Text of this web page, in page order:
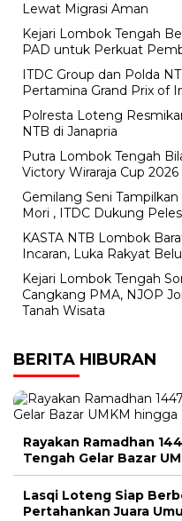
Lewat Migrasi Aman
Kejari Lombok Tengah
PAD untuk Perkuat
ITDC Group dan Polda
Pertamina Grand Prix of
Polresta Loteng
NTB di Janapria
Putra Lombok Tengah
Victory Wiraraja Cup 2026
Gemilang Seni
Mori , ITDC Dukung
KASTA NTB Lombok
Incaran, Luka Rakyat
Kejari Lombok Tengah
Cangkang PMA, NJOP
Tanah Wisata
BERITA HIBURAN
Rayakan Ramadhan
Tengah Gelar Bazar
Lasqi Loteng Siap
Pertahankan Juara